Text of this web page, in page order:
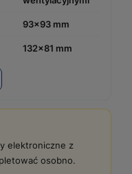
93×93 mm
132×81 mm
elektroniczne z
osobno.